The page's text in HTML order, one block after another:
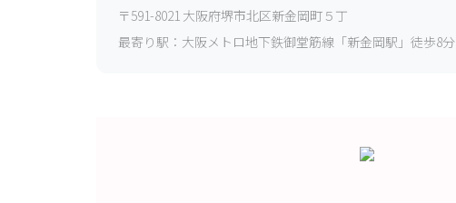
〒591-8021 大阪府堺市北区新金岡町５丁
最寄り駅： 大阪メトロ地下鉄御堂筋線「新金岡駅」徒歩8分